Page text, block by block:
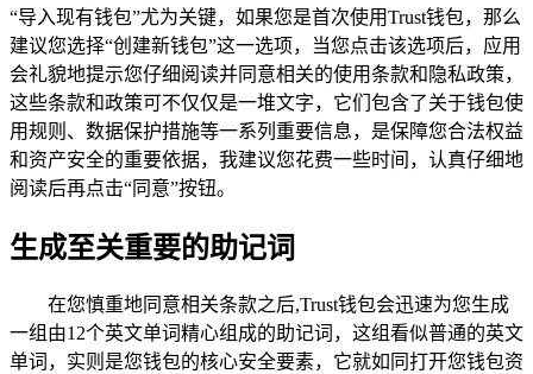
“导入现有钱包”尤为关键，如果您是首次使用Trust钱包，那么
建议您选择“创建新钱包”这一选项，当您点击该选项后，应用
会礼貌地提示您仔细阅读并同意相关的使用条款和隐私政策，
这些条款和政策可不仅仅是一堆文字，它们包含了关于钱包使
用规则、数据保护措施等一系列重要信息，是保障您合法权益
和资产安全的重要依据，我建议您花费一些时间，认真仔细地
阅读后再点击“同意”按钮。
生成至关重要的助记词
在您慎重地同意相关条款之后,Trust钱包会迅速为您生成
一组由12个英文单词精心组成的助记词，这组看似普通的英文
单词，实则是您钱包的核心安全要素，它就如同打开您钱包资